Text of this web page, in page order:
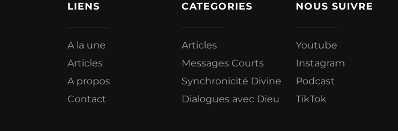
LIENS
A la une
Articles
A propos
Contact
CATEGORIES
Articles
Messages Courts
Synchronicité Divine
Dialogues avec Dieu
NOUS SUIVRE
Youtube
Instagram
Podcast
TikTok